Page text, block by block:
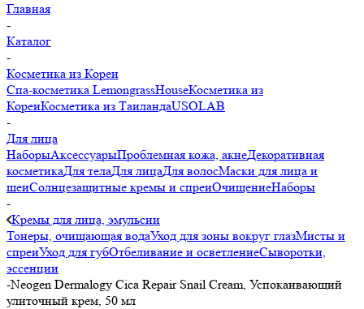
Главная
-
Каталог
-
Косметика из Кореи
Спа-косметика LemongrassHouseКосметика из
КореиКосметика из ТаиландаUSOLAB
-
Для лица
НаборыАксессуарыПроблемная кожа, акнеДекоративная
косметикаДля телаДля лицаДля волосМаски для лица и
шеиСолнцезащитные кремы и спреиОчищениеНаборы
-
Кремы для лица, эмульсии
Тонеры, очищающая водаУход для зоны вокруг глазМисты и
спреиУход для губОтбеливание и осветлениеСыворотки,
эссенции
-Neogen Dermalogy Cica Repair Snail Cream, Успокаивающий
улиточный крем, 50 мл